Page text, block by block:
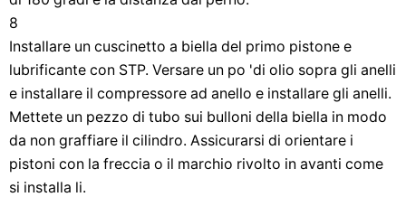
8
Installare un cuscinetto a biella del primo pistone e
lubrificante con STP. Versare un po 'di olio sopra gli anelli
e installare il compressore ad anello e installare gli anelli.
Mettete un pezzo di tubo sui bulloni della biella in modo
da non graffiare il cilindro. Assicurarsi di orientare i
pistoni con la freccia o il marchio rivolto in avanti come
si installa li.